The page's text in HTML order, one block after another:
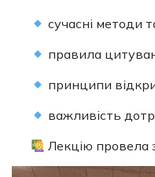
сучасні методи
правила
принципи
важливість
Лекцію провела